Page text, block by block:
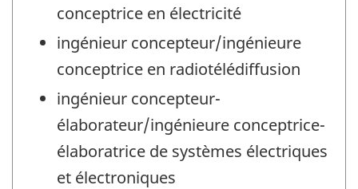
conceptrice en électricité
ingénieur concepteur/ingénieure
conceptrice en radiotélédiffusion
ingénieur concepteur-
élaborateur/ingénieure conceptrice-
élaboratrice de systèmes électriques
et électroniques